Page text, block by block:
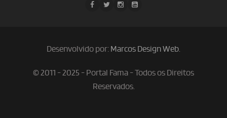
Desenvolvido por: Marcos Design Web.
© 2011 - 2025 - Portal Fama - Todos os Direitos
Reservados.